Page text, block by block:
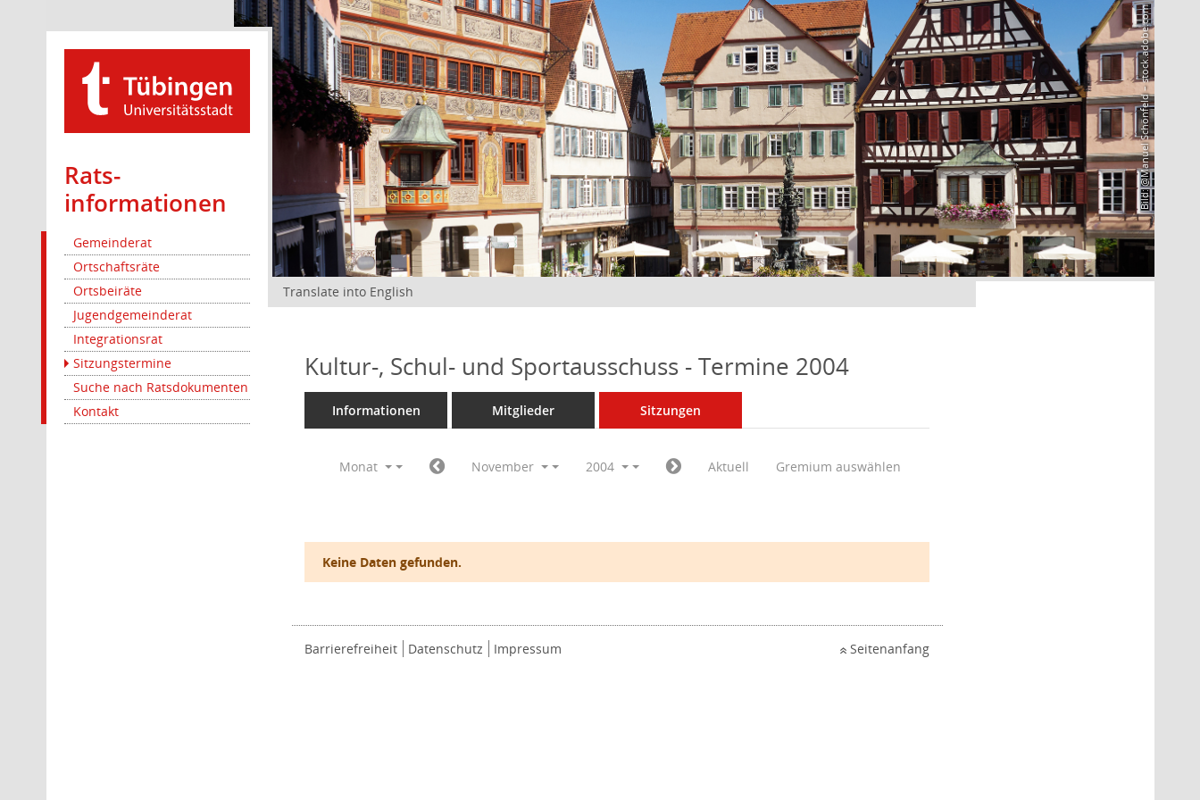
Rats­
informationen
Gemeinderat
Ortschaftsräte
Ortsbeiräte
Jugendgemeinderat
Integrationsrat
Sitzungstermine
Suche nach Ratsdokumenten
Kontakt
Bild: @Manuel Schönfeld – stock.adobe.com
Translate into English
Kultur-, Schul- und Sportausschuss - Termine 2004
Informationen Mitglieder Sitzungen
Monat November 2004 Aktuell Gremium auswählen
Keine Daten gefunden.
Barrierefreiheit Datenschutz Impressum Seitenanfang